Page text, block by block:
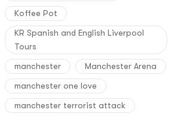
Koffee Pot
KR Spanish and English Liverpool
Tours
manchester Manchester Arena
manchester one love
manchester terrorist attack